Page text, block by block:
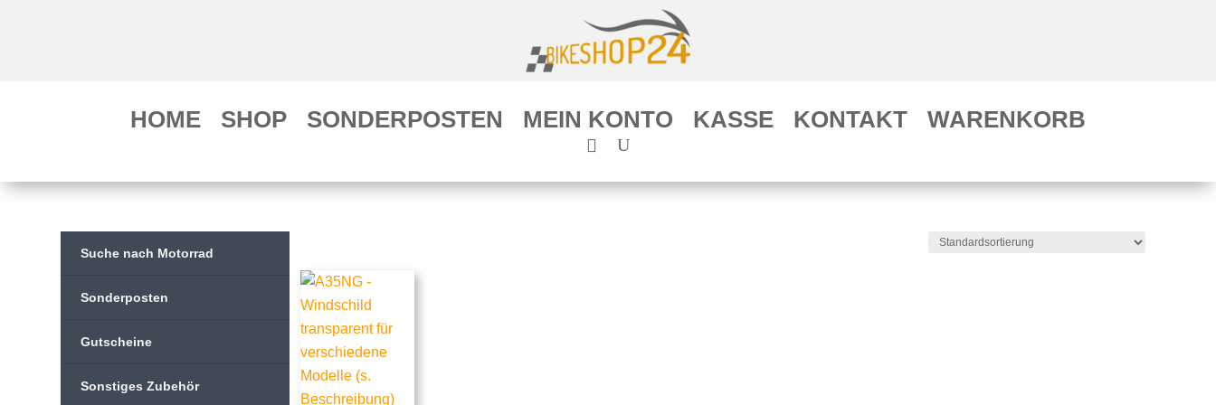
HOME SHOP SONDERPOSTEN MEIN KONTO KASSE KONTAKT WARENKORB
Suche nach Motorrad
Sonderposten
Gutscheine
Sonstiges Zubehör